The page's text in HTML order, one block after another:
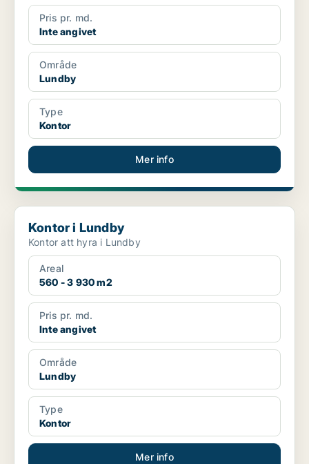
Pris pr. md.
Inte angivet
Område
Lundby
Type
Kontor
Mer info
Kontor i Lundby
Kontor i Lundby
Kontor att hyra i Lundby
Areal
560 - 3 930 m2
Pris pr. md.
Inte angivet
Område
Lundby
Type
Kontor
Mer info